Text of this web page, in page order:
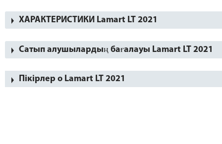
ХАРАКТЕРИСТИКИ Lamart LT 2021
Сатып алушылардың бағалауы Lamart LT 2021
Пікірлер о Lamart LT 2021